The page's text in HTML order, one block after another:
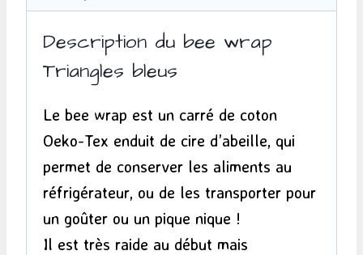
Triangles
bleus
Description du bee wrap
Triangles bleus
Le bee wrap est un carré de coton
Oeko-Tex enduit de cire d’abeille, qui
permet de conserver les aliments au
réfrigérateur, ou de les transporter pour
un goûter ou un pique nique !
Il est très raide au début mais